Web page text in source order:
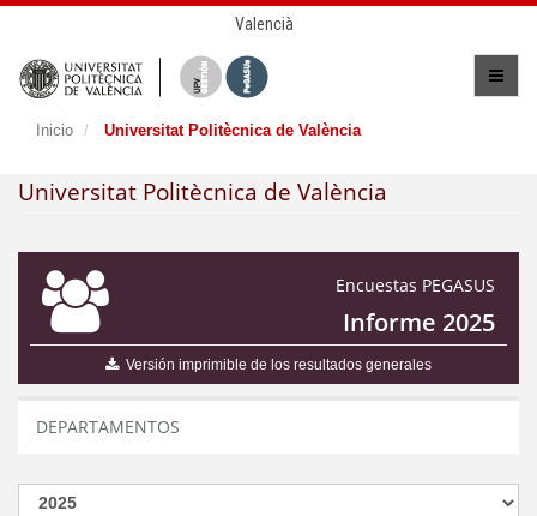
Valencià
Inicio Universitat Politècnica de València
Universitat Politècnica de València
Encuestas PEGASUS
Informe 2025
Versión imprimible de los resultados generales
DEPARTAMENTOS